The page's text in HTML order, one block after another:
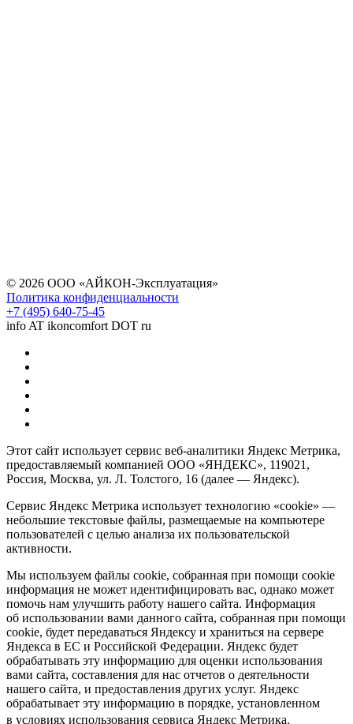
© 2026 ООО «АЙКОН-Эксплуатация»
Политика конфиденциальности
+7 (495) 640-75-45
info AT ikoncomfort DOT ru
Этот сайт использует сервис веб-аналитики Яндекс Метрика,
предоставляемый компанией ООО «ЯНДЕКС», 119021,
Россия, Москва, ул. Л. Толстого, 16 (далее — Яндекс).
Сервис Яндекс Метрика использует технологию «cookie» —
небольшие текстовые файлы, размещаемые на компьютере
пользователей с целью анализа их пользовательской
активности.
Мы используем файлы cookie, собранная при помощи cookie
информация не может идентифицировать вас, однако может
помочь нам улучшить работу нашего сайта. Информация
об использовании вами данного сайта, собранная при помощи
cookie, будет передаваться Яндексу и храниться на сервере
Яндекса в ЕС и Российской Федерации. Яндекс будет
обрабатывать эту информацию для оценки использования
вами сайта, составления для нас отчетов о деятельности
нашего сайта, и предоставления других услуг. Яндекс
обрабатывает эту информацию в порядке, установленном
в условиях использования сервиса Яндекс Метрика.